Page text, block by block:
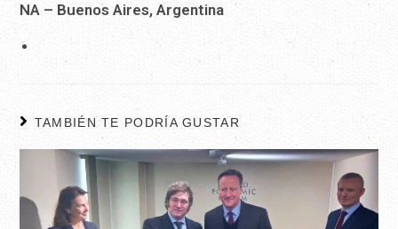
NA – Buenos Aires, Argentina
TAMBIÉN TE PODRÍA GUSTAR